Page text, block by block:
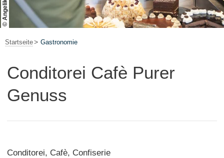
Startseite Gastronomie
Conditorei Cafè Purer
Genuss
Conditorei, Cafè, Confiserie